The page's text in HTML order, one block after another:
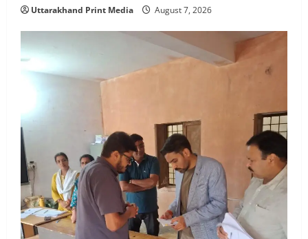
Uttarakhand Print Media August 7, 2026